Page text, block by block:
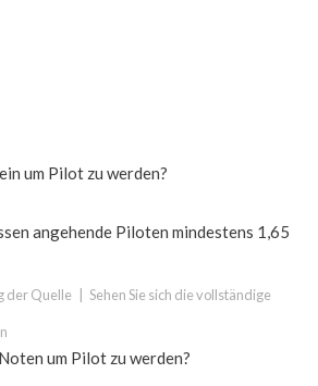
um Pilot zu werden?
angehende Piloten mindestens 1,65
der Quelle Sehen Sie sich die vollständige
um Pilot zu werden?